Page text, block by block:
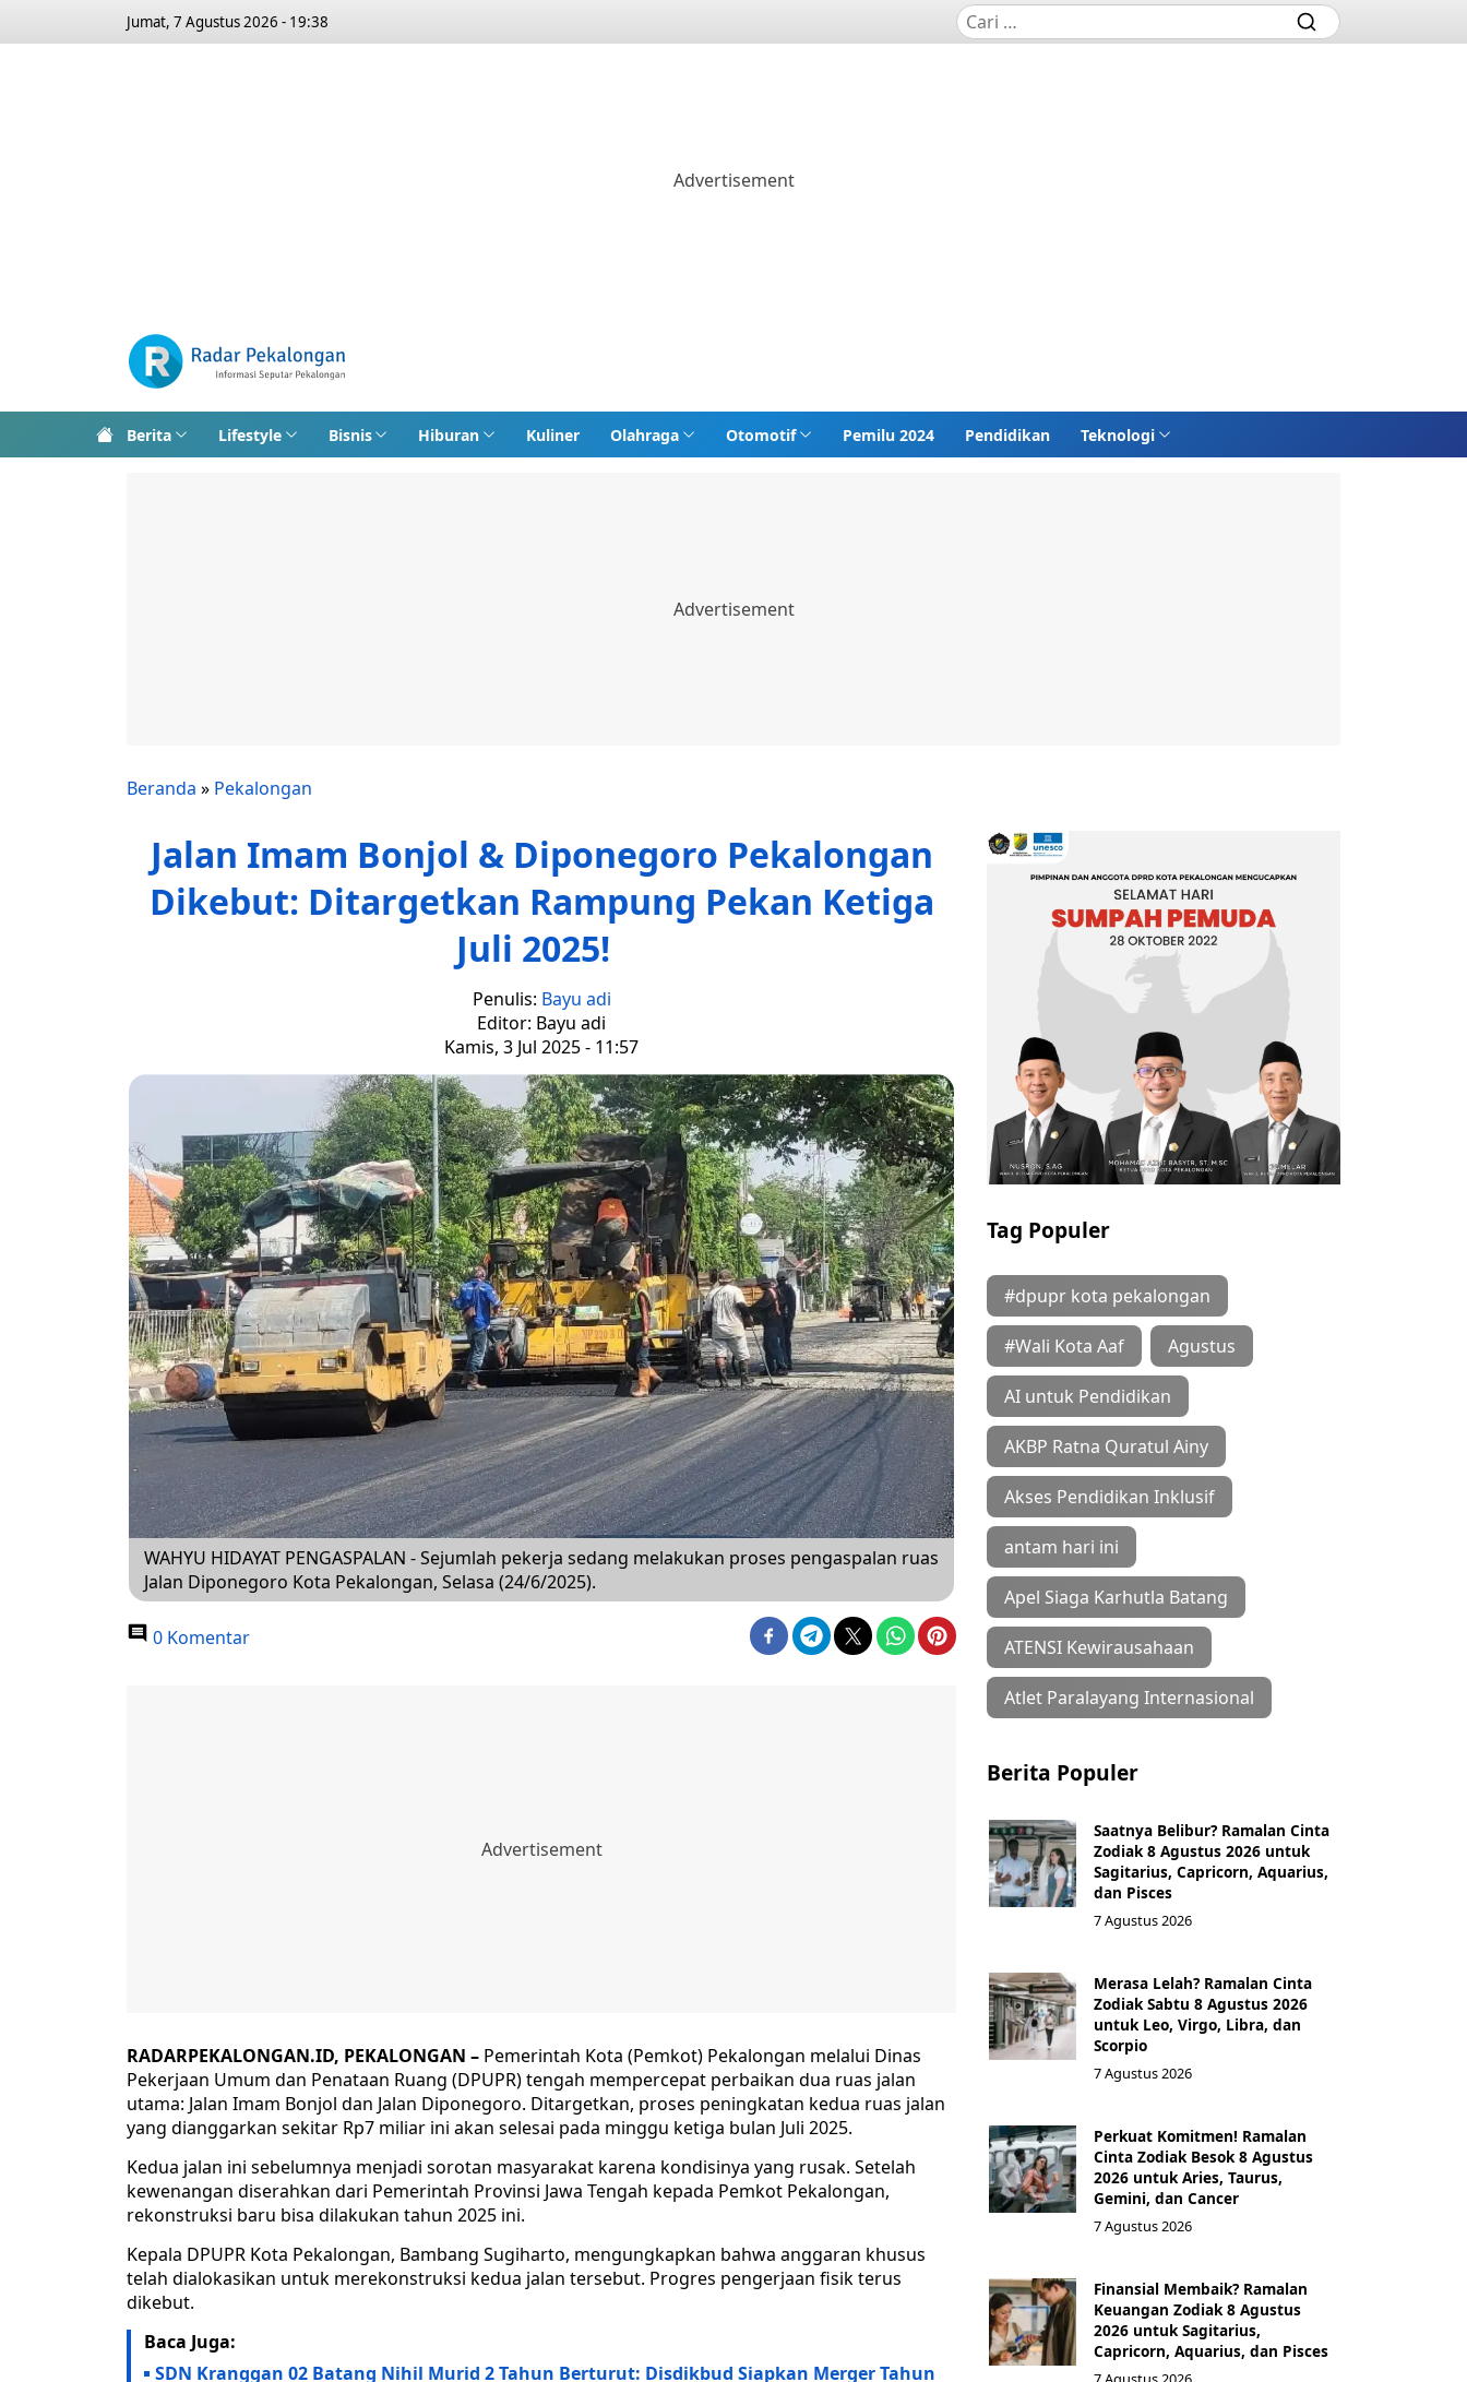
Jumat, 7 Agustus 2026 - 19:38
Berita Lifestyle Bisnis Hiburan Kuliner Olahraga Otomotif Pemilu 2024 Pendidikan Teknologi
Beranda » Pekalongan
Jalan Imam Bonjol & Diponegoro Pekalongan
Dikebut: Ditargetkan Rampung Pekan Ketiga
Juli 2025!
Penulis: Bayu adi
Editor: Bayu adi
Kamis, 3 Jul 2025 - 11:57
WAHYU HIDAYAT PENGASPALAN - Sejumlah pekerja sedang melakukan proses pengaspalan ruas
Jalan Diponegoro Kota Pekalongan, Selasa (24/6/2025).
0 Komentar
RADARPEKALONGAN.ID, PEKALONGAN – Pemerintah Kota (Pemkot) Pekalongan melalui Dinas
Pekerjaan Umum dan Penataan Ruang (DPUPR) tengah mempercepat perbaikan dua ruas jalan
utama: Jalan Imam Bonjol dan Jalan Diponegoro. Ditargetkan, proses peningkatan kedua ruas jalan
yang dianggarkan sekitar Rp7 miliar ini akan selesai pada minggu ketiga bulan Juli 2025.
Kedua jalan ini sebelumnya menjadi sorotan masyarakat karena kondisinya yang rusak. Setelah
kewenangan diserahkan dari Pemerintah Provinsi Jawa Tengah kepada Pemkot Pekalongan,
rekonstruksi baru bisa dilakukan tahun 2025 ini.
Kepala DPUPR Kota Pekalongan, Bambang Sugiharto, mengungkapkan bahwa anggaran khusus
telah dialokasikan untuk merekonstruksi kedua jalan tersebut. Progres pengerjaan fisik terus
dikebut.
Baca Juga:
SDN Kranggan 02 Batang Nihil Murid 2 Tahun Berturut: Disdikbud Siapkan Merger Tahun
Tag Populer
#dpupr kota pekalongan
#Wali Kota Aaf Agustus
AI untuk Pendidikan
AKBP Ratna Quratul Ainy
Akses Pendidikan Inklusif
antam hari ini
Apel Siaga Karhutla Batang
ATENSI Kewirausahaan
Atlet Paralayang Internasional
Berita Populer
Saatnya Belibur? Ramalan Cinta
Zodiak 8 Agustus 2026 untuk
Sagitarius, Capricorn, Aquarius,
dan Pisces
7 Agustus 2026
Merasa Lelah? Ramalan Cinta
Zodiak Sabtu 8 Agustus 2026
untuk Leo, Virgo, Libra, dan
Scorpio
7 Agustus 2026
Perkuat Komitmen! Ramalan
Cinta Zodiak Besok 8 Agustus
2026 untuk Aries, Taurus,
Gemini, dan Cancer
7 Agustus 2026
Finansial Membaik? Ramalan
Keuangan Zodiak 8 Agustus
2026 untuk Sagitarius,
Capricorn, Aquarius, dan Pisces